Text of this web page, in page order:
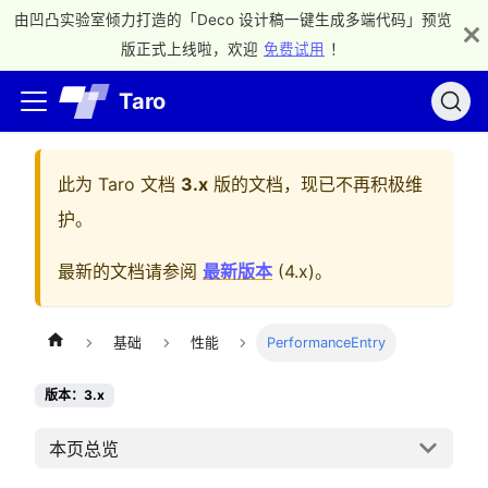
由凹凸实验室倾力打造的「Deco 设计稿一键生成多端代码」预览
版正式上线啦，欢迎 免费试用 ！
Taro
此为 Taro 文档 3.x 版的文档，现已不再积极维
护。
最新的文档请参阅 最新版本 (4.x)。
基础 性能 PerformanceEntry
版本：3.x
本页总览